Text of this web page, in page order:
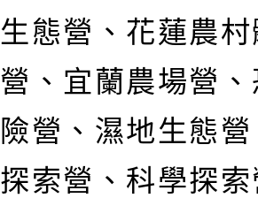
生態營、花蓮農
營、宜蘭農場營
險營、濕地生態
探索營、科學探